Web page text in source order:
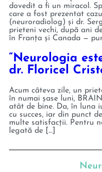
dovedit a fi un miracol.
care a fost prezentat
(neuroradiolog) și dr.
prieteni vechi, după ani
în Franța și Canada —
“Neurologia
dr. Floricel
Acum câteva zile, un
în numai șase luni,
atât de bine. Da, în luna
cu succes, iar din punct
multe satisfacții. Pentru
legată de […]